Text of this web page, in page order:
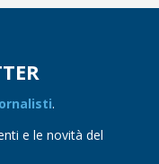
.
e le novità del